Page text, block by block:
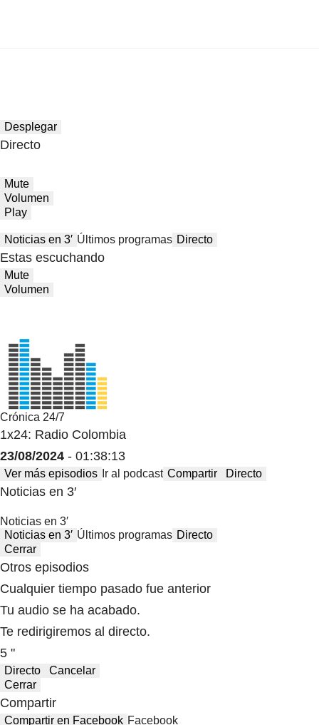
Desplegar
Directo
Mute
Volumen
Play
Noticias en 3′ Últimos programas Directo
Estas escuchando
Mute
Volumen
Crónica 24/7
1x24: Radio Colombia
23/08/2024 - 01:38:13
Ver más episodios Ir al podcast Compartir Directo
Noticias en 3′
Noticias en 3′
Noticias en 3′ Últimos programas Directo
Cerrar
Otros episodios
Cualquier tiempo pasado fue anterior
Tu audio se ha acabado.
Te redirigiremos al directo.
5 "
Directo
Cancelar
Cerrar
Compartir
Compartir en Facebook Facebook